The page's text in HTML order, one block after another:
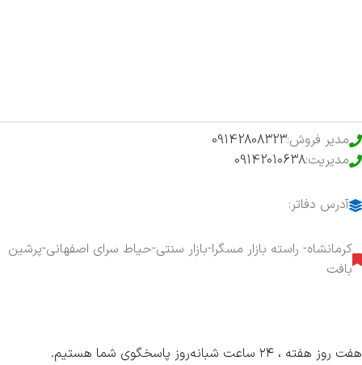
مدیر فروش:09142808323
مدیریت:09142010638
آدرس دفاتر:
کرمانشاه- راسته بازار مسگرا-بازار سنتی-حیاط سرای اصفهانی-پرشین
بافت
هفت روز هفته ، ۲۴ ساعت شبانه‌روز پاسخگوی شما هستیم.